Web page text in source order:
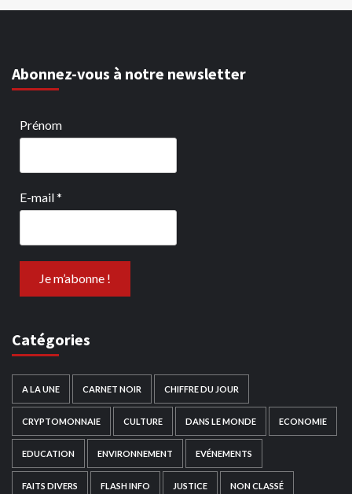
Abonnez-vous à notre newsletter
Prénom
E-mail*
Catégories
A LA UNE CARNET NOIR CHIFFRE DU JOUR
CRYPTOMONNAIE CULTURE DANS LE MONDE ECONOMIE
EDUCATION ENVIRONNEMENT EVÉNEMENTS
FAITS DIVERS FLASH INFO JUSTICE NON CLASSÉ